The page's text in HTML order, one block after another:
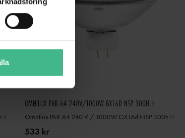
T
OMNILUX PAR-64 240V/1000W GX16D NSP 300H H
Omnilux PAR-64 240 V / 1000W GX16d NSP 300h H
533 kr